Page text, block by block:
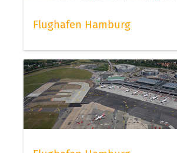
Flughafen Hamburg